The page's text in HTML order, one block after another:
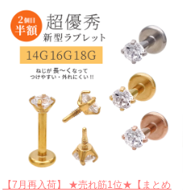
【7月再入荷】 ★売れ筋1位★【まとめ